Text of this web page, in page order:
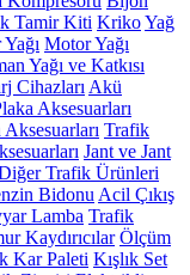
Tamir Kiti KrikoYağ
Motor Yağı
Yağı ve Katkısı
Cihazları Akü
Aksesuarları
Trafik
Jant ve Jant
Trafik Ürünleri
Bidonu Acil Çıkış
Lamba Trafik
Kaydırıcılar Ölçüm
Kar Paleti Kışlık Set